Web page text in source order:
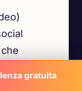
gratuita